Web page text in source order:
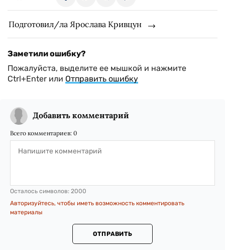
Подготовил/ла Ярослава Кривцун
Заметили ошибку?
Пожалуйста, выделите ее мышкой и нажмите
Ctrl+Enter или Отправить ошибку
Добавить комментарий
Всего комментариев: 0
Осталось символов: 2000
Авторизуйтесь, чтобы иметь возможность комментировать
материалы
ОТПРАВИТЬ